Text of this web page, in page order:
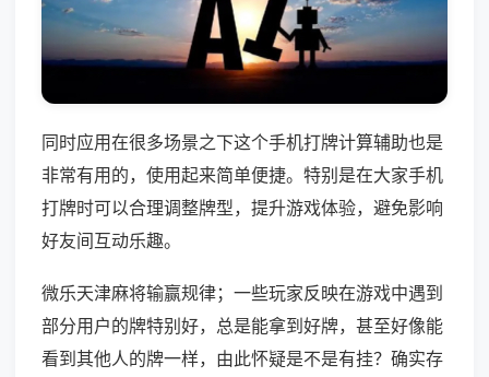
同时应用在很多场景之下这个手机打牌计算辅助也是
非常有用的，使用起来简单便捷。特别是在大家手机
打牌时可以合理调整牌型，提升游戏体验，避免影响
好友间互动乐趣。
微乐天津麻将输赢规律；一些玩家反映在游戏中遇到
部分用户的牌特别好，总是能拿到好牌，甚至好像能
看到其他人的牌一样，由此怀疑是不是有挂？确实存